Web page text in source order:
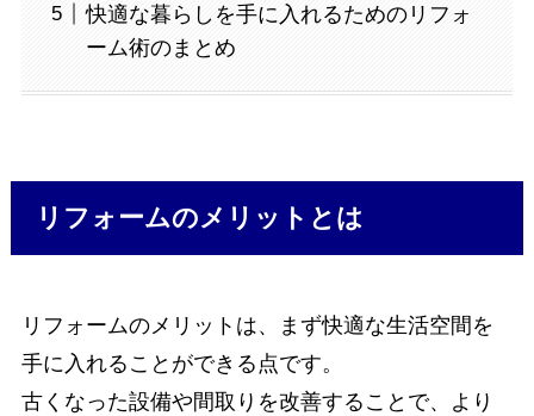
快適な暮らしを手に入れるためのリフォ
ーム術のまとめ
リフォームのメリットとは
リフォームのメリットは、まず快適な生活空間を
手に入れることができる点です。
古くなった設備や間取りを改善することで、より